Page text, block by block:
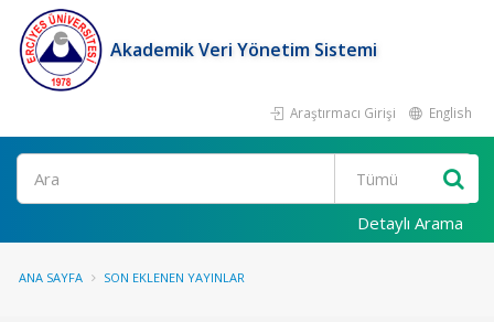
Akademik Veri Yönetim Sistemi
Araştırmacı Girişi English
Ara
Detaylı Arama
ANA SAYFA SON EKLENEN YAYINLAR